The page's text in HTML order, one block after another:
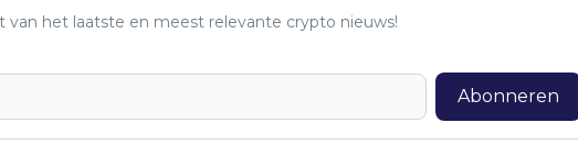
het laatste en meest relevante crypto nieuws!
Abonneren